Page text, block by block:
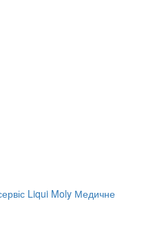
Liqui Moly Медичне